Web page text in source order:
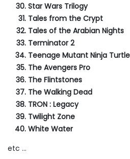
Star Wars Trilogy
Tales from the Crypt
Tales of the Arabian Nights
Terminator 2
Teenage Mutant Ninja
The Avengers Pro
The Flintstones
The Walking Dead
TRON : Legacy
Twilight Zone
White Water
etc …